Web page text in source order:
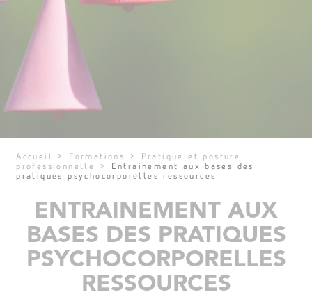
Accueil > Formations >
Pratique et posture
professionnelle
>
Entrainement aux bases des
pratiques psychocorporelles ressources
ENTRAINEMENT AUX
BASES DES PRATIQUES
PSYCHOCORPORELLES
RESSOURCES